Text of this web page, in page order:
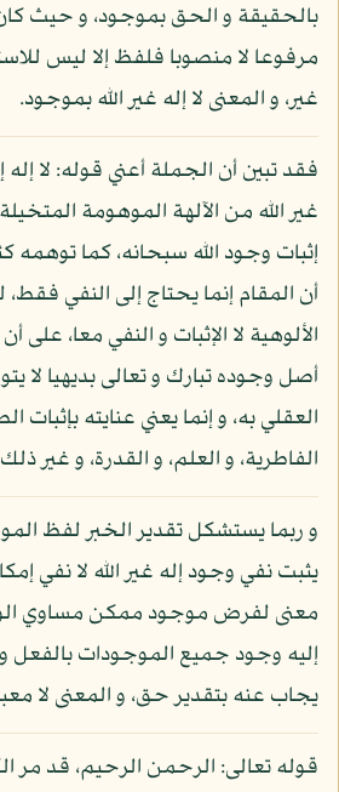
بالحقيقة و الحق بموجود، و حيث
مرفوعا لا منصوبا فلفظ إلا ليس
غير، و المعنى لا إله غير الله بموجود.
فقد تبين أن الجملة أعني قوله: لا
غير الله من الآلهة الموهومة
إثبات وجود الله سبحانه، كما توهمه
أن المقام إنما يحتاج إلى النفي فقط،
الألوهية لا الإثبات و النفي معا، على
أصل وجوده تبارك و تعالى بديهيا لا
العقلي به، و إنما يعني عنايته بإثبات
الفاطرية، و العلم، و القدرة، و غير
و ربما يستشكل تقدير الخبر لفظ
يثبت نفي وجود إله غير الله لا نفي
معنى لفرض موجود ممكن مساوي
إليه وجود جميع الموجودات بالفعل
يجاب عنه بتقدير حق، و المعنى لا
قوله تعالى: الرحمن الرحيم، قد مر